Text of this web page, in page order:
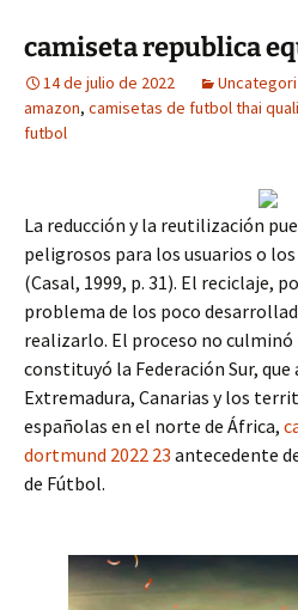
camiseta republica
14 de julio de 2022
amazon, camisetas de futbol thai
futbol
La reducción y la reutilización
peligrosos para los usuarios o
(Casal, 1999, p. 31). El reciclaje,
problema de los poco
realizarlo. El proceso no culminó
constituyó la Federación Sur, que
Extremadura, Canarias y los
españolas en el norte de África,
dortmund 2022 23 antecedente
de Fútbol.